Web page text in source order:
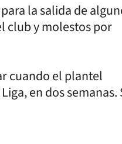
la salida de
club y molestos por
cuando el plantel
en dos semanas.